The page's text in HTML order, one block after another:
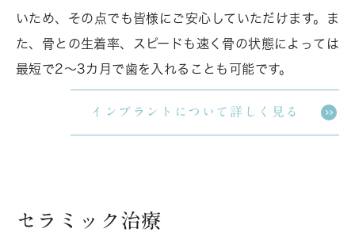
いため、その点でも皆様にご安心していただけます。ま
た、骨との生着率、スピードも速く骨の状態によっては
最短で2～3カ月で歯を入れることも可能です。
インプラントについて詳しく見る
セラミック治療